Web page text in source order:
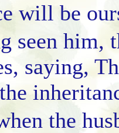
will be
seen him,
saying,
the